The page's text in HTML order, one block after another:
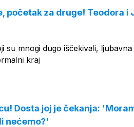
početak za druge! Teodora i
su mnogi dugo iščekivali,
kraj
Dosta joj je čekanja:
nećemo?'